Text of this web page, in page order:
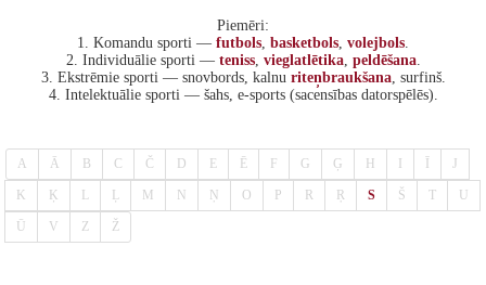
Piemēri:
1. Komandu sporti — futbols, basketbols, volejbols.
2. Individuālie sporti — teniss, vieglatlētika, peldēšana.
3. Ekstrēmie sporti — snovbords, kalnu riteņbraukšana, surfinš.
4. Intelektuālie sporti — šahs, e-sports (sacensības datorspēlēs).
A Ā B C Č D E Ē F G Ģ H J
K Ķ L Ļ M N Ņ O P R Ŗ S Š T U
Ū V Z Ž